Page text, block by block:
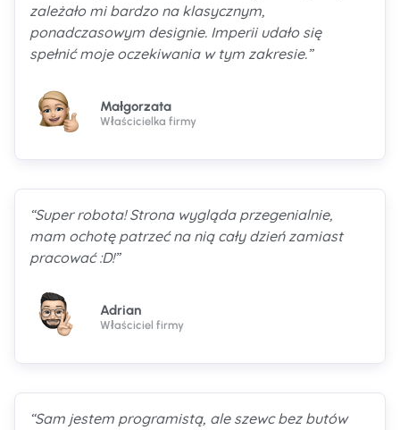
zależało mi bardzo na klasycznym,
ponadczasowym designie. Imperii udało się
spełnić moje oczekiwania w tym zakresie.”
Małgorzata
Właścicielka firmy
“Super robota! Strona wygląda przegenialnie,
mam ochotę patrzeć na nią cały dzień zamiast
pracować :D!”
Adrian
Właściciel firmy
“Sam jestem programistą, ale szewc bez butów